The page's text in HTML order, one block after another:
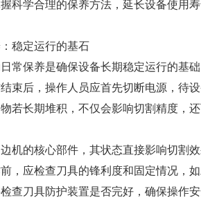
科学合理的保养方法，延长设备使用
稳定运行的基石
常保养是确保设备长期稳定运行的基础
束后，操作人员应首先切断电源，待
若长期堆积，不仅会影响切割精度，
机的核心部件，其状态直接影响切割效
，应检查刀具的锋利度和固定情况，
查刀具防护装置是否完好，确保操作安